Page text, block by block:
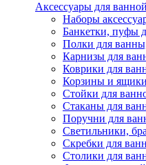
Аксессуары для
Наборы
Банкетки, пуфы
Полки для
Карнизы для
Коврики для
Корзины и
Стойки для
Стаканы для
Поручни для
Светильники,
Скребки для
Столики для